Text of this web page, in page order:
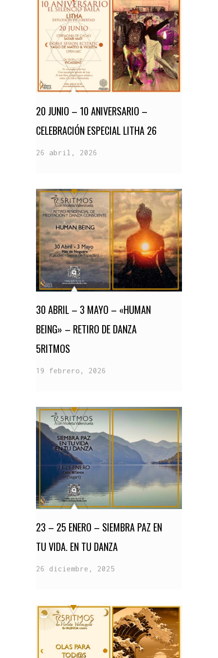
20 JUNIO – 10 ANIVERSARIO –
CELEBRACIÓN ESPECIAL LITHA 26
26 abril, 2026
30 ABRIL – 3 MAYO – «HUMAN
BEING» – RETIRO DE DANZA
5RITMOS
19 febrero, 2026
23 – 25 ENERO – SIEMBRA PAZ EN
TU VIDA. EN TU DANZA
26 diciembre, 2025